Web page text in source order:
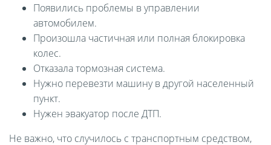
Появились проблемы в управлении
автомобилем.
Произошла частичная или полная блокировка
колес.
Отказала тормозная система.
Нужно перевезти машину в другой населенный
пункт.
Нужен эвакуатор после ДТП.
Не важно, что случилось с транспортным средством,